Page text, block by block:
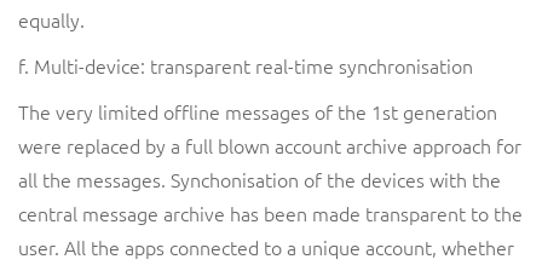
equally.
f. Multi-device: transparent real-time synchronisation
The very limited offline messages of the 1st generation
were replaced by a full blown account archive approach for
all the messages. Synchonisation of the devices with the
central message archive has been made transparent to the
user. All the apps connected to a unique account, whether